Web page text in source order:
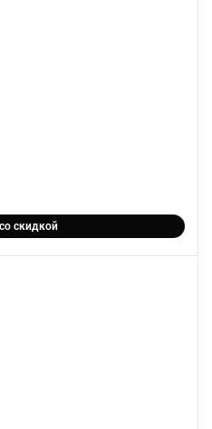
скидкой